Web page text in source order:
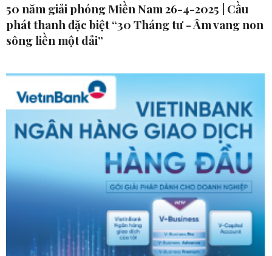
50 năm giải phóng Miền Nam 26-4-2025 | Cầu
phát thanh đặc biệt “30 Tháng tư - Âm vang non
sông liền một dải”